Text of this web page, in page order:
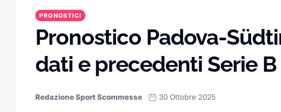
PRONOSTICI
Pronostico Padova-
dati e precedenti Serie B
Redazione Sport Scommesse 30 Ottobre 2025